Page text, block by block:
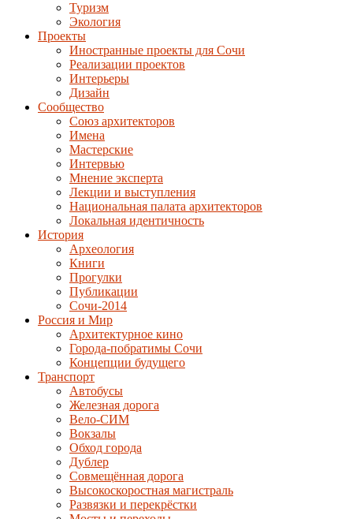
Туризм
Экология
Проекты
Иностранные проекты для Сочи
Реализации проектов
Интерьеры
Дизайн
Сообщество
Союз архитекторов
Имена
Мастерские
Интервью
Мнение эксперта
Лекции и выступления
Национальная палата архитекторов
Локальная идентичность
История
Археология
Книги
Прогулки
Публикации
Сочи-2014
Россия и Мир
Архитектурное кино
Города-побратимы Сочи
Концепции будущего
Транспорт
Автобусы
Железная дорога
Вело-СИМ
Вокзалы
Обход города
Дублер
Совмещённая дорога
Высокоскоростная магистраль
Развязки и перекрёстки